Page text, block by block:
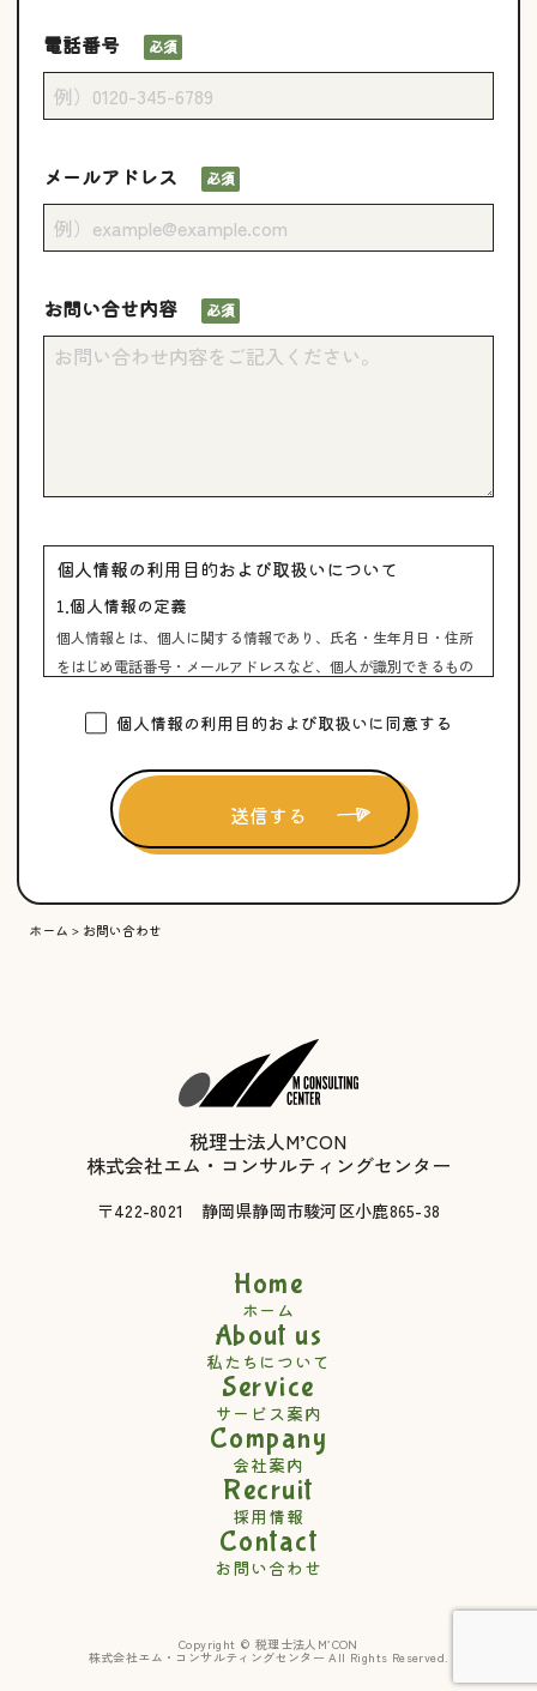
電話番号 必須
メールアドレス 必須
お問い合せ内容 必須
個人情報の利用目的および取扱いについて
1.個人情報の定義
個人情報とは、個人に関する情報であり、氏名・生年月日・住所
をはじめ電話番号・メールアドレスなど、個人が識別できるもの
情報も個人情報として取り扱います。
2.個人情報の利用目的
個人情報をご提供いただく場合は、以下の目的に限定して利用さ
せていだきます。
・お客様からのお問合せ・ご質問への回答
・当事務所からの情報提供（広告を含む）
・お客様のご意見やご感想の回答のお願い
漏洩等を防止するため、当事務所の責任において必要なセキュリ
ティ対策を実施いたします。また、ご提供いただいた個人情報
は、お客様の事前のご承諾がない限り、利用目的の範囲を超えて
の使用はいたしません。
個人情報は、以下のいずれかに該当する場合を除き、いかなる第
・お客様の生命、身体、財産等に対し差し迫った危険があると当
・お客様の事前の同意がある場合
・個人を識別できない「統計データ」として開示する場合
・お客様のご要望により、当事務所の関連企業、提携企業または
協定企業に開示する場合
・利用目的の達成に必要な範囲内で、個人情報の取り扱いを第三
なお、個人情報を委託する場合の委託先は、個人情報保護に関す
4．個人情報のご確認・訂正・削除について
個人情報の利用目的および取扱いに同意する
ホーム > お問い合わせ
税理士法人M’CON
株式会社エム・コンサルティングセンター
〒422-8021 静岡県静岡市駿河区小鹿865-38
Home
ホーム
About us
私たちについて
Service
サービス案内
Company
会社案内
Recruit
採用情報
Contact
お問い合わせ
Copyright © 税理士法人M’CON
株式会社エム・コンサルティングセンター All Rights Reserved.